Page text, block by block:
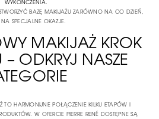
WYKOŃCZENIA.
BAZĘ MAKIJAŻU ZARÓWNO NA CO DZIEŃ,
SPECJALNE OKAZJE.
MAKIJAŻ KROK
– ODKRYJ NASZE
TO HARMONIJNE POŁĄCZENIE KILKU ETAPÓW I
W OFERCIE PIERRE RENÉ DOSTĘPNE SĄ